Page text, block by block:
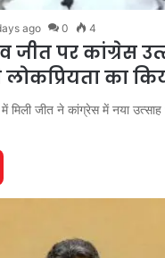
ago 0 4
जीत पर कांग्रेस
का
मिली जीत ने कांग्रेस में नया उत्साह